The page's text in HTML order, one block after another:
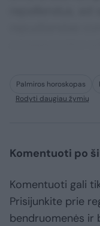
Palmiros horoskopas
Rodyti daugiau žymių
Komentuoti po
Komentuoti gali
Prisijunkite prie
bendruomenės ir